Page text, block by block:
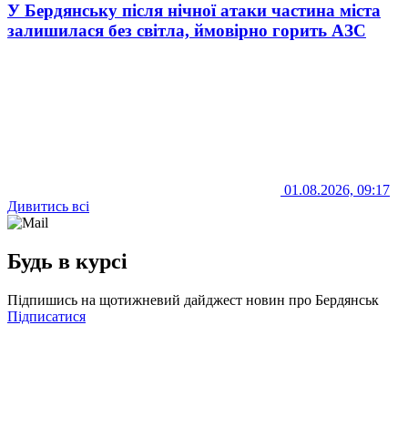
У Бердянську після нічної атаки частина міста
залишилася без світла, ймовірно горить АЗС
01.08.2026, 09:17
Дивитись всі
Будь в курсі
Підпишись на щотижневий дайджест новин про Бердянськ
Підписатися